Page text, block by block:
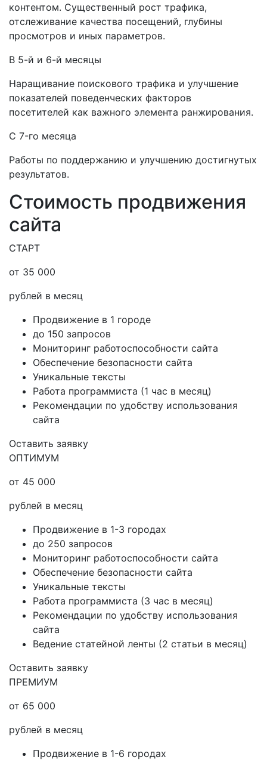
контентом. Существенный рост трафика,
отслеживание качества посещений, глубины
просмотров и иных параметров.
В 5-й и 6-й месяцы
Наращивание поискового трафика и улучшение
показателей поведенческих факторов
посетителей как важного элемента ранжирования.
C 7-го месяца
Работы по поддержанию и улучшению достигнутых
результатов.
Стоимость продвижения
сайта
СТАРТ
от 35 000
рублей в месяц
Продвижение в 1 городе
до 150 запросов
Мониторинг работоспособности сайта
Обеспечение безопасности сайта
Уникальные тексты
Работа программиста (1 час в месяц)
Рекомендации по удобству использования
сайта
Оставить заявку
ОПТИМУМ
от 45 000
рублей в месяц
Продвижение в 1-3 городах
до 250 запросов
Мониторинг работоспособности сайта
Обеспечение безопасности сайта
Уникальные тексты
Работа программиста (3 час в месяц)
Рекомендации по удобству использования
сайта
Ведение статейной ленты (2 статьи в месяц)
Оставить заявку
ПРЕМИУМ
от 65 000
рублей в месяц
Продвижение в 1-6 городах